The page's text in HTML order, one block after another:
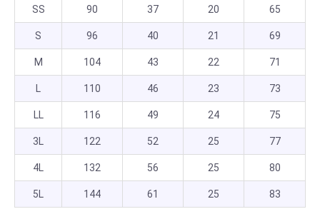
SS 90 37 20 65
S 96 40 21 69
M 104 43 22 71
L 110 46 23 73
LL 116 49 24 75
3L 122 52 25 77
4L 132 56 25 80
5L 144 61 25 83